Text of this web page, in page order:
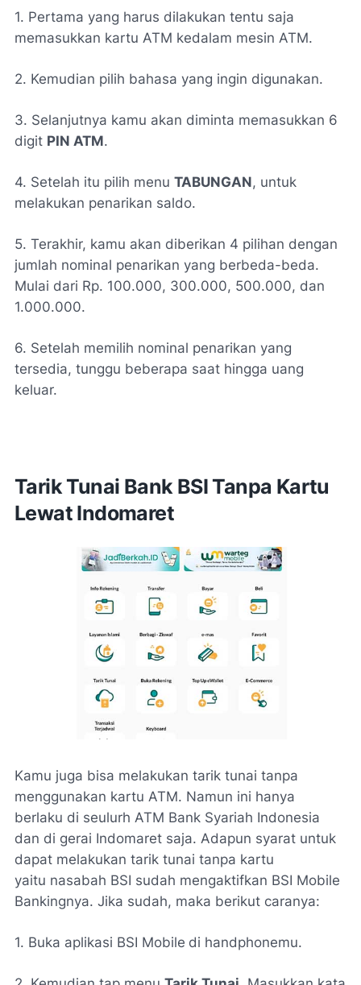
1. Pertama yang harus dilakukan tentu saja
memasukkan kartu ATM kedalam mesin ATM.
2. Kemudian pilih bahasa yang ingin digunakan.
3. Selanjutnya kamu akan diminta memasukkan 6
digit PIN ATM.
4. Setelah itu pilih menu TABUNGAN, untuk
melakukan penarikan saldo.
5. Terakhir, kamu akan diberikan 4 pilihan dengan
jumlah nominal penarikan yang berbeda-beda.
Mulai dari Rp. 100.000, 300.000, 500.000, dan
1.000.000.
6. Setelah memilih nominal penarikan yang
tersedia, tunggu beberapa saat hingga uang
keluar.
Tarik Tunai Bank BSI Tanpa Kartu
Lewat Indomaret
Kamu juga bisa melakukan tarik tunai tanpa
menggunakan kartu ATM. Namun ini hanya
berlaku di seulurh ATM Bank Syariah Indonesia
dan di gerai Indomaret saja. Adapun syarat untuk
dapat melakukan tarik tunai tanpa kartu
yaitu nasabah BSI sudah mengaktifkan BSI Mobile
Bankingnya. Jika sudah, maka berikut caranya:
1. Buka aplikasi BSI Mobile di handphonemu.